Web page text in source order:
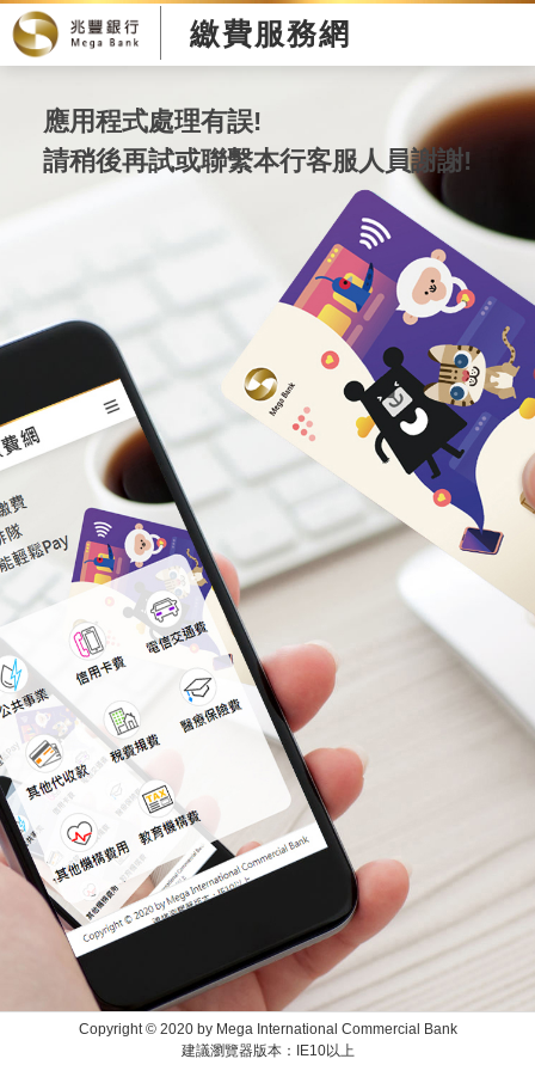
繳費服務網
應用程式處理有誤!
請稍後再試或聯繫本行客服人員謝謝!
Copyright © 2020 by Mega International Commercial Bank
建議瀏覽器版本：IE10以上